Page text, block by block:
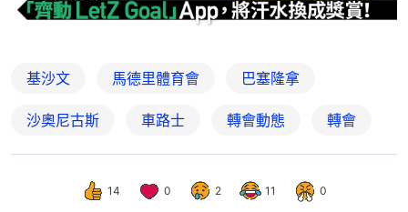
基沙文 馬德里體育會 巴塞隆拿
沙奧尼古斯 車路士 轉會動態 轉會
14 0 2 11 0